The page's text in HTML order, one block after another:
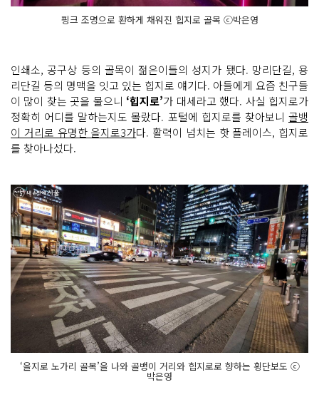
핑크 조명으로 환하게 채워진 힙지로 골목 ⓒ박은영
인쇄소, 공구상 등의 골목이 젊은이들의 성지가 됐다. 망리단길, 용
리단길 등의 명맥을 잇고 있는 힙지로 얘기다. 아들에게 요즘 친구들
이 많이 찾는 곳을 물으니 ‘힙지로’가 대세라고 했다. 사실 힙지로가
정확히 어디를 말하는지도 몰랐다. 포털에 힙지로를 찾아보니 골뱅
이 거리로 유명한 을지로3가다. 활력이 넘치는 핫 플레이스, 힙지로
를 찾아나섰다.
‘을지로 노가리 골목’을 나와 골뱅이 거리와 힙지로로 향하는 횡단보도 ⓒ
박은영